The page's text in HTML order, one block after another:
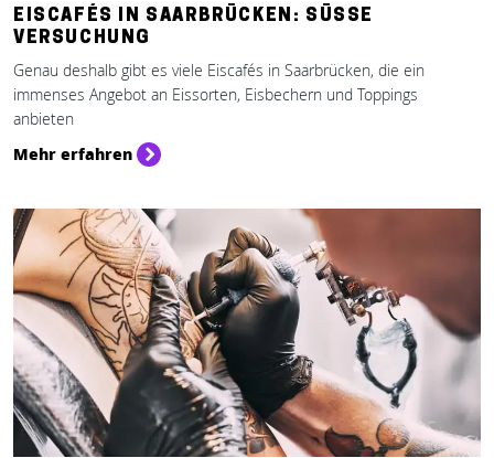
EISCAFÉS IN SAARBRÜCKEN: SÜSSE V
ERSUCHUNG
Genau deshalb gibt es viele Eiscafés in Saarbrücken, die ein
immenses Angebot an Eissorten, Eisbechern und Toppings
anbieten
Mehr erfahren